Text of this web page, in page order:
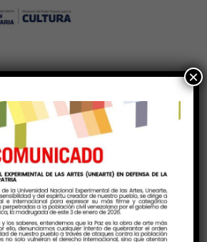
celebra la Cruz
en el museo
Borges
×